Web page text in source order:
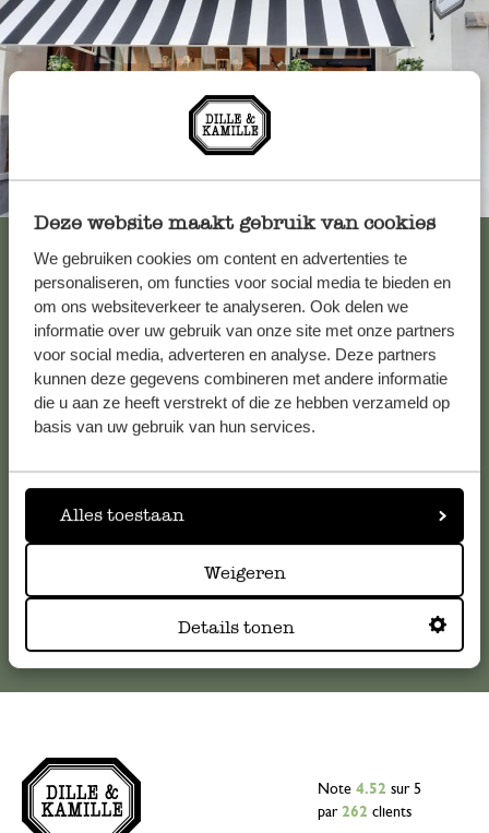
Deze website maakt gebruik van cookies
We gebruiken cookies om content en advertenties te
personaliseren, om functies voor social media te bieden en
om ons websiteverkeer te analyseren. Ook delen we
informatie over uw gebruik van onze site met onze partners
voor social media, adverteren en analyse. Deze partners
kunnen deze gegevens combineren met andere informatie
die u aan ze heeft verstrekt of die ze hebben verzameld op
basis van uw gebruik van hun services.
Alles toestaan
Weigeren
Details tonen
Service clientèle
Pour toute question ou demande de conseil ou d’aide,
veuillez contacter notre service clientèle. Ou retrouvez ici
serviceclientele@dille-kamille.com
Note 4.52 sur 5
par 262 clients